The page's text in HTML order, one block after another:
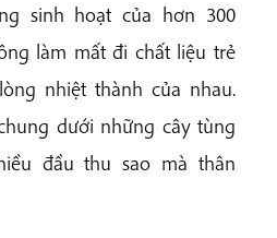
sinh hoạt của hơn 300
làm mất đi chất liệu trẻ
nhiệt thành của nhau.
dưới những cây tùng
đầu thu sao mà thân